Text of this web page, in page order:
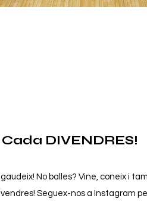
Cada DIVENDRES!
No balles? Vine, coneix i
Seguex-nos a Instagram